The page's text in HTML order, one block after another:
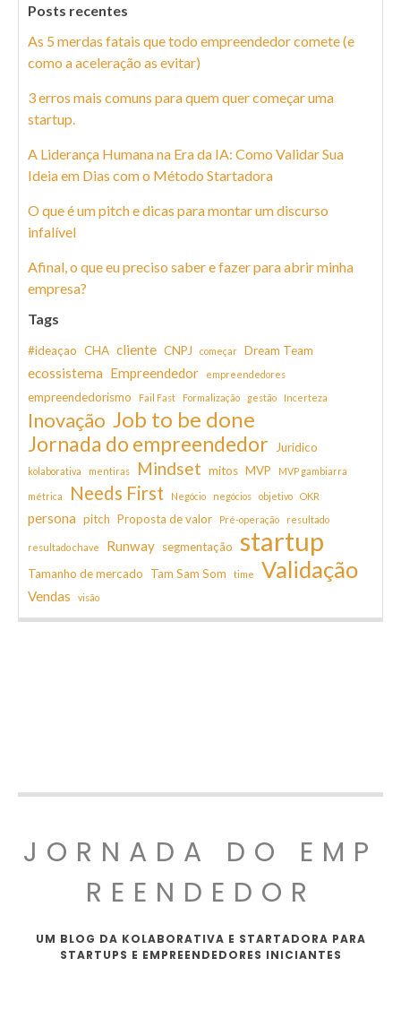
Posts recentes
As 5 merdas fatais que todo empreendedor comete (e
como a aceleração as evitar)
3 erros mais comuns para quem quer começar uma
startup.
A Liderança Humana na Era da IA: Como Validar Sua
Ideia em Dias com o Método Startadora
O que é um pitch e dicas para montar um discurso
infalível
Afinal, o que eu preciso saber e fazer para abrir minha
empresa?
Tags
#ideaçao CHA cliente CNPJ começar Dream Team
ecossistema Empreendedor empreendedores
empreendedorismo Fail Fast Formalização gestão Incerteza
Inovação Job to be done
Jornada do empreendedor Juridico
kolaborativa mentiras Mindset mitos MVP MVP gambiarra
métrica Needs First Negócio negócios objetivo OKR
persona pitch Proposta de valor Pré-operação resultado
resultado chave Runway segmentação startup
Tamanho de mercado Tam Sam Som time Validação
Vendas visão
JORNADA DO EMP
REENDEDOR
UM BLOG DA KOLABORATIVA E STARTADORA PARA
STARTUPS E EMPREENDEDORES INICIANTES